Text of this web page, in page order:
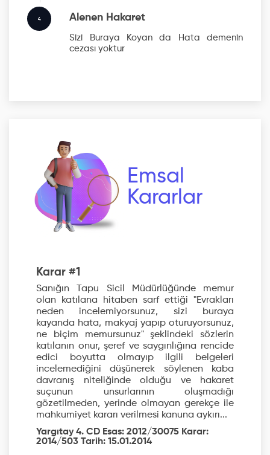
4 Alenen Hakaret
Sizi Buraya Koyan da Hata demenin
cezası yoktur
Emsal
Kararlar
Karar #1
Sanığın Tapu Sicil Müdürlüğünde memur
olan katılana hitaben sarf ettiği "Evrakları
neden incelemiyorsunuz, sizi buraya
kayanda hata, makyaj yapıp oturuyorsunuz,
ne biçim memursunuz" şeklindeki sözlerin
katılanın onur, şeref ve saygınlığına rencide
edici boyutta olmayıp ilgili belgeleri
incelemediğini düşünerek söylenen kaba
davranış niteliğinde olduğu ve hakaret
suçunun unsurlarının oluşmadığı
gözetilmeden, yerinde olmayan gerekçe ile
mahkumiyet kararı verilmesi kanuna aykırı...
Yargıtay 4. CD Esas: 2012/30075 Karar:
2014/503 Tarih: 15.01.2014